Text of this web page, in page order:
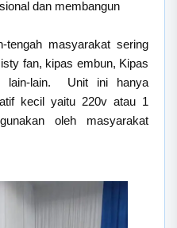
dan membangun
masyarakat sering
fan, kipas embun, Kipas
lain-lain. Unit ini hanya
kecil yaitu 220v atau 1
oleh masyarakat